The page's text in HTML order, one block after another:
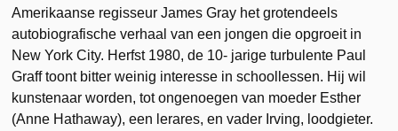
Amerikaanse regisseur James Gray het grotendeels
autobiografische verhaal van een jongen die opgroeit in
New York City. Herfst 1980, de 10- jarige turbulente Paul
Graff toont bitter weinig interesse in schoollessen. Hij wil
kunstenaar worden, tot ongenoegen van moeder Esther
(Anne Hathaway), een lerares, en vader Irving, loodgieter.